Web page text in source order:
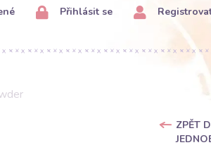
Přihlásit se
ZPĚT